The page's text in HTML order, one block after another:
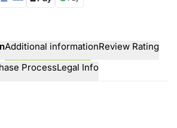
Additional informationReview Rating
ProcessLegal Info